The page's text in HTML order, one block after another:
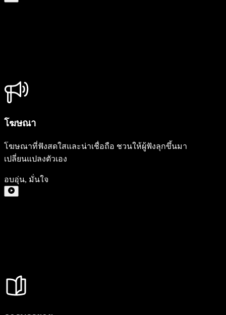
โฆษณา
โฆษณาที่ฟังสดใสและน่าเชื่อถือ ชวนให้ผู้ฟังลุกขึ้นมา
เปลี่ยนแปลงตัวเอง
อบอุ่น, มั่นใจ